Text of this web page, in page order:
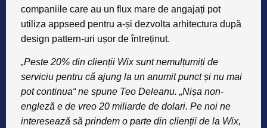
companiile care au un flux mare de angajați pot
utiliza appseed pentru a-și dezvolta arhitectura după
design pattern-uri ușor de întreținut.
„Peste 20% din clienții Wix sunt nemulțumiți de
serviciu pentru că ajung la un anumit punct și nu mai
pot continua“ ne spune Teo Deleanu. „Nișa non-
engleză e de vreo 20 miliarde de dolari. Pe noi ne
interesează să prindem o parte din clienții de la Wix,